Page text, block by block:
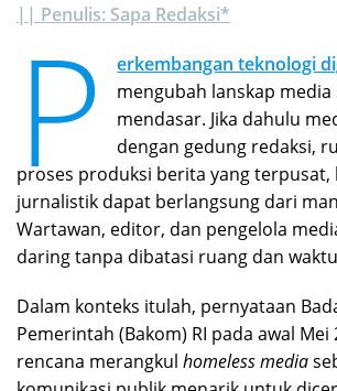
|| Penulis: Sapa Redaksi*
P erkembangan teknologi
mengubah lanskap media
mendasar. Jika dahulu
dengan gedung redaksi,
proses produksi berita yang terpusat,
jurnalistik dapat berlangsung dari
Wartawan, editor, dan pengelola
daring tanpa dibatasi ruang dan
Dalam konteks itulah, pernyataan
Pemerintah (Bakom) RI pada awal Mei
rencana merangkul homeless media